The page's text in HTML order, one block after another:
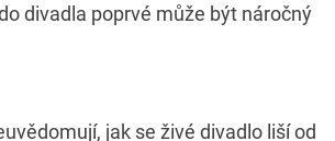
divadla poprvé může být náročný
jak se živé divadlo liší od